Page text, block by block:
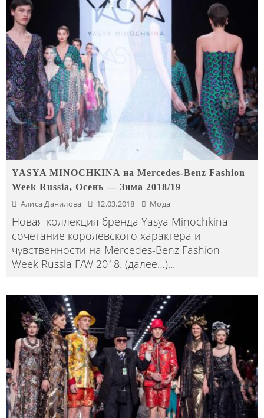
YASYA MINOCHKINA на Mercedes-Benz Fashion
Week Russia, Осень — Зима 2018/19
Алиса Данилова 12.03.2018 Мода
Новая коллекция бренда Yasya Minochkina –
сочетание королевского характера и
чувственности на Mercedes-Benz Fashion
Week Russia F/W 2018. (далее…)...